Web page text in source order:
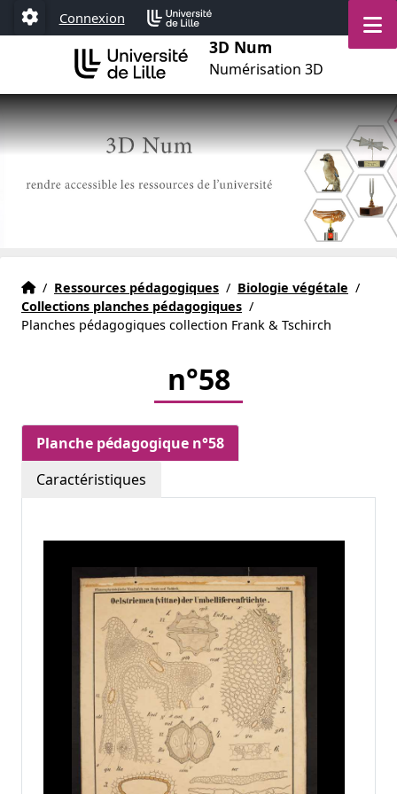
Aller au menu
Aller au contenu
Aller au pied de page
Paramétrage
Connexion
3D Num
Numérisation 3D
Actualités
Accueil
/ Ressources pédagogiques / Biologie végétale /
Collections planches pédagogiques /
Planches pédagogiques collection Frank & Tschirch
n°58
Planche pédagogique n°58
Caractéristiques